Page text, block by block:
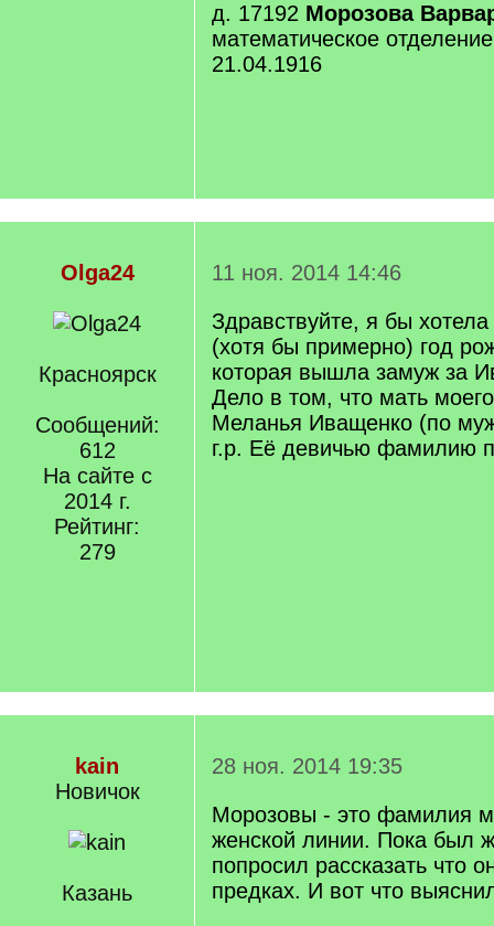
д. 17192 Морозова
математическое
21.04.1916
Olga24
Красноярск
Сообщений:
612
На сайте с
2014 г.
Рейтинг:
279
11 ноя. 2014 14:46
Здравствуйте, я бы хотела
(хотя бы примерно) год
которая вышла замуж за
Дело в том, что мать
Меланья Иващенко (по
г.р. Её девичью фамилию
kain
Новичок
Казань
28 ноя. 2014 19:35
Морозовы - это фамилия
женской линии. Пока был
попросил рассказать что
предках. И вот что